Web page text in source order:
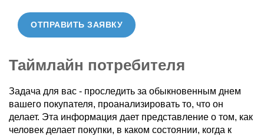
ОТПРАВИТЬ ЗАЯВКУ
Таймлайн потребителя
Задача для вас - проследить за обыкновенным днем
вашего покупателя, проанализировать то, что он
делает. Эта информация дает представление о том, как
человек делает покупки, в каком состоянии, когда к